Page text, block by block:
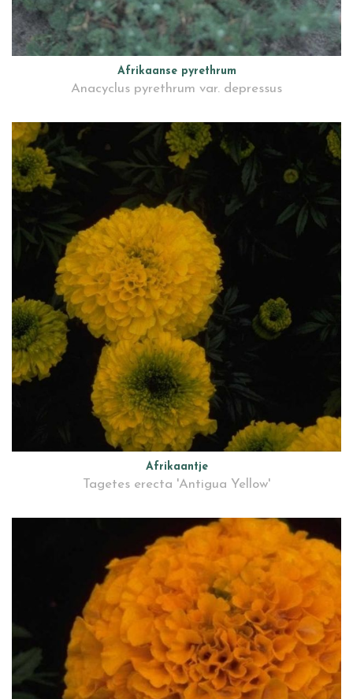
Afrikaanse pyrethrum
Anacyclus pyrethrum var. depressus
Afrikaantje
Tagetes erecta 'Antigua Yellow'